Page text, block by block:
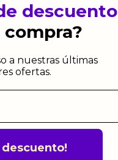
descuento
a nuestras últimas
ofertas.
descuento!